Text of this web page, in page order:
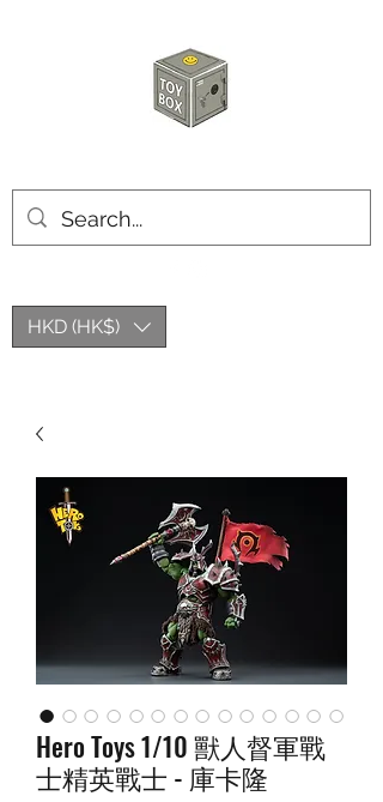
HKD (HK$)
Hero Toys 1/10 獸人督軍戰
士精英戰士 - 庫卡隆